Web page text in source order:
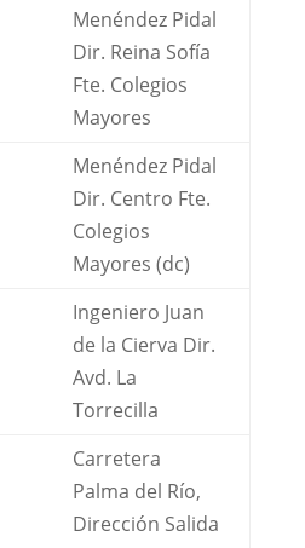
Menéndez Pidal
Dir. Reina Sofía
Fte. Colegios
Mayores
Menéndez Pidal
Dir. Centro Fte.
Colegios
Mayores (dc)
Ingeniero Juan
de la Cierva Dir.
Avd. La
Torrecilla
Carretera
Palma del Río,
Dirección Salida